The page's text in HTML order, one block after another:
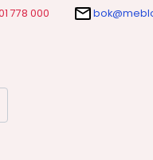
778 000